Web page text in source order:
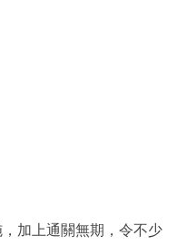
加上通關無期，令不少